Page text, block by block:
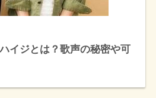
イジとは？歌声の秘密や可